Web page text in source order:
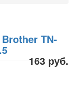
TN-
163 руб.